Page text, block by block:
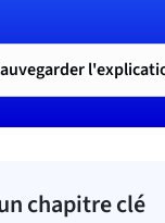
chapitre clé